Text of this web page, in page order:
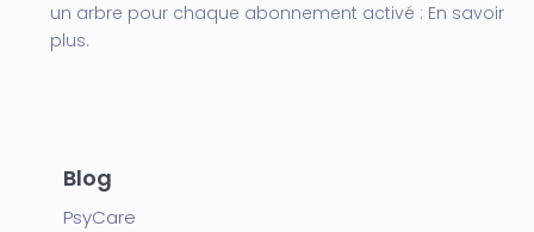
un arbre pour chaque abonnement activé : En savoir
plus.
Blog
PsyCare